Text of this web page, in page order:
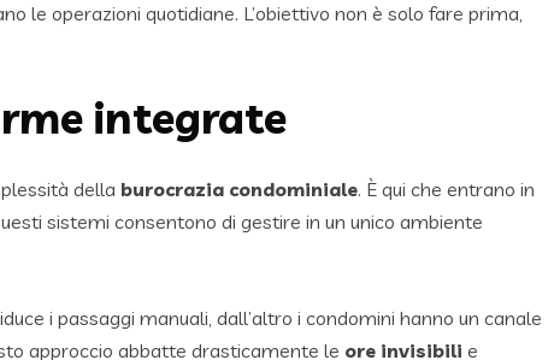
le operazioni quotidiane. L’obiettivo non è solo fare prima,
integrate
della burocrazia condominiale. È qui che entrano in
sistemi consentono di gestire in un unico ambiente
i passaggi manuali, dall’altro i condomini hanno un canale
approccio abbatte drasticamente le ore invisibili e